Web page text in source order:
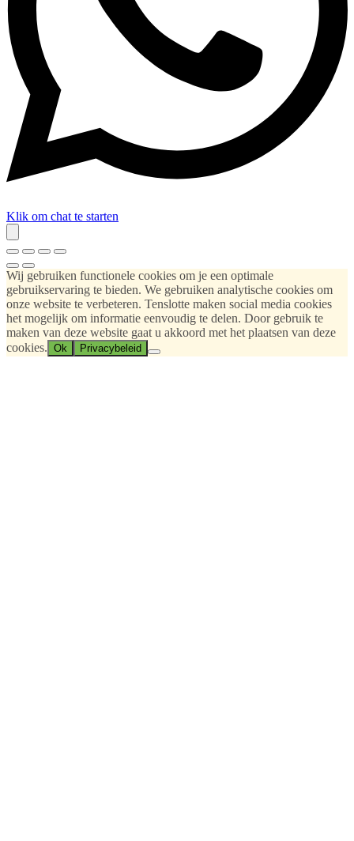
Klik om chat te starten
Wij gebruiken functionele cookies om je een optimale
gebruikservaring te bieden. We gebruiken analytische cookies om
onze website te verbeteren. Tenslotte maken social media cookies
het mogelijk om informatie eenvoudig te delen. Door gebruik te
maken van deze website gaat u akkoord met het plaatsen van deze
cookies. Ok Privacybeleid